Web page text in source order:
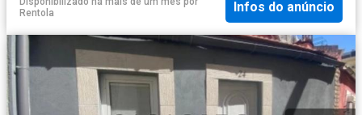
Rentola
Infos do anúncio